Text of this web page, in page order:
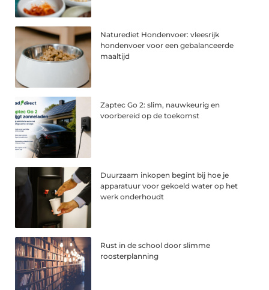
Naturediet Hondenvoer: vleesrijk
hondenvoer voor een gebalanceerde
maaltijd
Zaptec Go 2: slim, nauwkeurig en
voorbereid op de toekomst
Duurzaam inkopen begint bij hoe je
apparatuur voor gekoeld water op het
werk onderhoudt
Rust in de school door slimme
roosterplanning